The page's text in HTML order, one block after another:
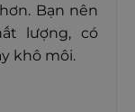
Bạn nên
lượng, có
khô môi.